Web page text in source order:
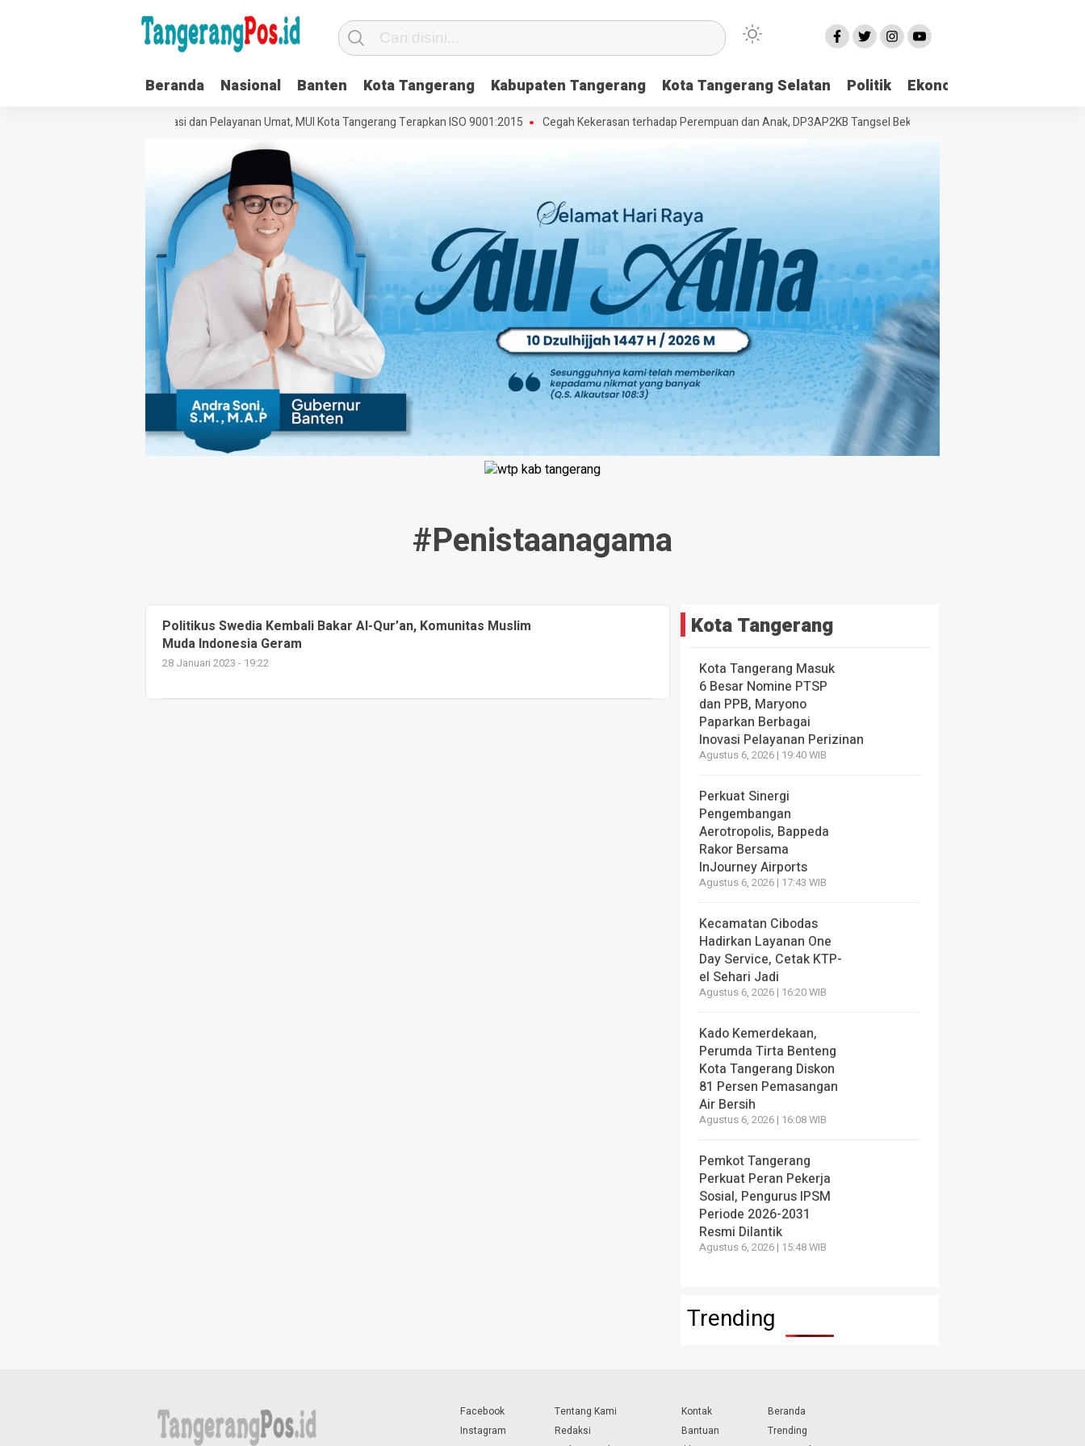
Beranda Nasional Banten Kota Tangerang Kabupaten Tangerang Kota Tangerang Selatan Politik Ekonomi
Perkuat Tata Kelola Organisasi dan Pelayanan Umat, MUI Kota Tangerang Terapkan ISO 9001:2015 Cegah Kekerasan terhadap Perempuan dan Anak, DP3AP2KB Tangsel Bekali Masyarakat Manajemen Stres dan
#penistaanagama
Politikus Swedia Kembali Bakar Al-Qur’an, Komunitas Muslim
Muda Indonesia Geram
28 Januari 2023 - 19:22
Kota Tangerang
Kota Tangerang Masuk
6 Besar Nomine PTSP
dan PPB, Maryono
Paparkan Berbagai
Inovasi Pelayanan Perizinan
Agustus 6, 2026 | 19:40 WIB
Perkuat Sinergi
Pengembangan
Aerotropolis, Bappeda
Rakor Bersama
InJourney Airports
Agustus 6, 2026 | 17:43 WIB
Kecamatan Cibodas
Hadirkan Layanan One
Day Service, Cetak KTP-
el Sehari Jadi
Agustus 6, 2026 | 16:20 WIB
Kado Kemerdekaan,
Perumda Tirta Benteng
Kota Tangerang Diskon
81 Persen Pemasangan
Air Bersih
Agustus 6, 2026 | 16:08 WIB
Pemkot Tangerang
Perkuat Peran Pekerja
Sosial, Pengurus IPSM
Periode 2026-2031
Resmi Dilantik
Agustus 6, 2026 | 15:48 WIB
Trending
Facebook
Instagram
Tentang Kami
Redaksi
Kontak
Bantuan
Beranda
Trending